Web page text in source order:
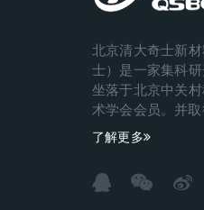
北京清大奇士新
士）是一家集科
坐落于北京中关
术学会会员。并
了解更多